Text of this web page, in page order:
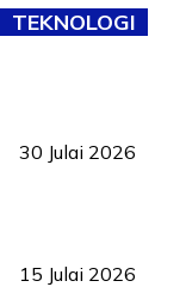
TEKNOLOGI
30 Julai 2026
15 Julai 2026